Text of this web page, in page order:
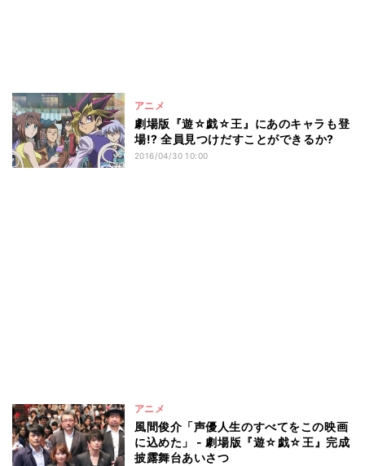
アニメ
劇場版『遊☆戯☆王』にあのキャラも登
場!? 全員見つけだすことができるか?
2016/04/30 10:00
アニメ
風間俊介「声優人生のすべてをこの映画
に込めた」 - 劇場版『遊☆戯☆王』完成
披露舞台あいさつ